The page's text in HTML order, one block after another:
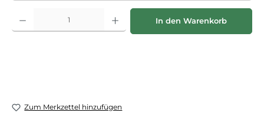
Produkt Anzahl: Gib den gewünschten Wert ein oder benutze die
In den Warenkorb
Zum Merkzettel hinzufügen